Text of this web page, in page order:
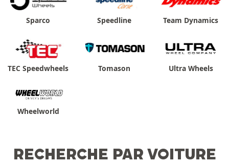
Sparco Speedline Team Dynamics
TEC Speedwheels Tomason Ultra Wheels
Wheelworld
RECHERCHE PAR VOITURE